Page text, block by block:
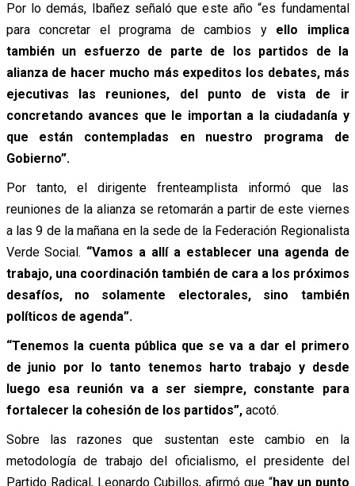
Por lo demás, Ibañez señaló que este año “es fundamental
para concretar el programa de cambios y ello implica
también un esfuerzo de parte de los partidos de la
alianza de hacer mucho más expeditos los debates, más
ejecutivas las reuniones, del punto de vista de ir
concretando avances que le importan a la ciudadanía y
que están contempladas en nuestro programa de
Gobierno”.
Por tanto, el dirigente frenteamplista informó que las
reuniones de la alianza se retomarán a partir de este viernes
a las 9 de la mañana en la sede de la Federación Regionalista
Verde Social. “Vamos a allí a establecer una agenda de
trabajo, una coordinación también de cara a los próximos
desafíos, no solamente electorales, sino también
políticos de agenda”.
“Tenemos la cuenta pública que se va a dar el primero
de junio por lo tanto tenemos harto trabajo y desde
luego esa reunión va a ser siempre, constante para
fortalecer la cohesión de los partidos”,acotó.
Sobre las razones que sustentan este cambio en la
metodología de trabajo del oficialismo, el presidente del
Partido Radical, Leonardo Cubillos, afirmó que “hay un punto